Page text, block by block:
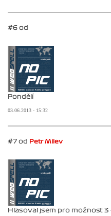
#6 od
Pondělí
03.06.2013 - 15:32
#7 od Petr Milev
Hlasoval jsem pro možnost 3